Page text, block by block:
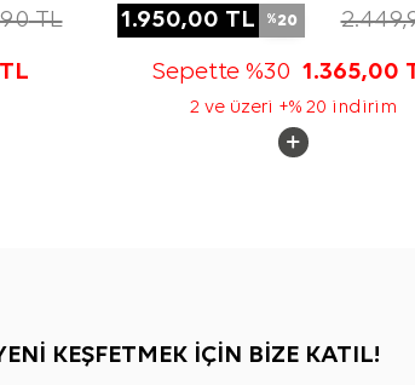
TL
TL
1.950,00 TL %20
Sepette %30 1.365,00
2 ve üzeri +% 20 indirim
KEŞFETMEK İÇİN BİZE KATIL!